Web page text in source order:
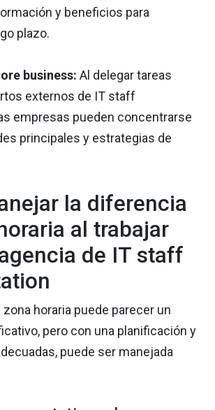
y beneficios para
plazo.
business: Al delegar tareas
externos de IT staff
empresas pueden concentrarse
principales y estrategias de
la diferencia
al trabajar
de IT staff
horaria puede parecer un
pero con una planificación y
puede ser manejada